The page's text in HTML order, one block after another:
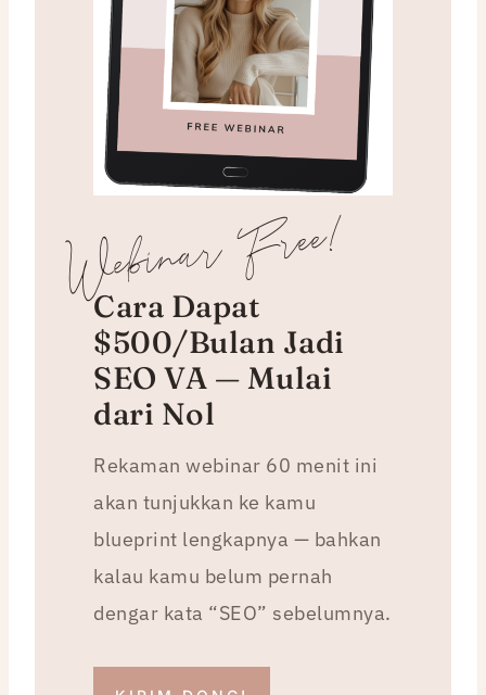
Webinar Free!
Cara Dapat
$500/Bulan Jadi
SEO VA — Mulai
dari Nol
Rekaman webinar 60 menit ini
akan tunjukkan ke kamu
blueprint lengkapnya — bahkan
kalau kamu belum pernah
dengar kata “SEO” sebelumnya.